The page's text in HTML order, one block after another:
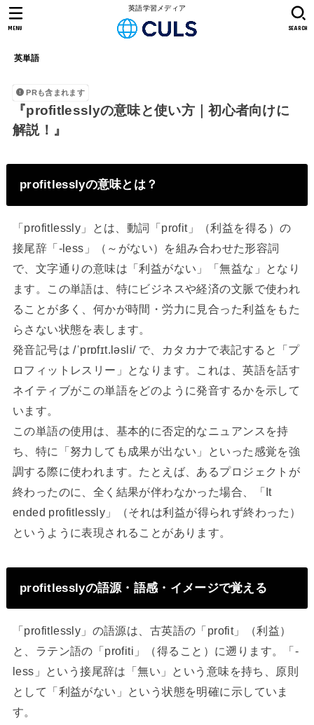
英語学習メディア
英単語
SEARCH
MENU
PRも含まれます
『profitlesslyの意味と使い方｜初心者向けに
解説！』
profitlesslyの意味とは？
「profitlessly」とは、動詞「profit」（利益を得る）の
接尾辞「-less」（～がない）を組み合わせた形容詞
で、文字通りの意味は「利益がない」「無益な」となり
ます。この単語は、特にビジネスや経済の文脈で使われ
ることが多く、何かが時間・労力に見合った利益をもた
らさない状態を表します。
発音記号は /ˈprɒfɪt.ləsli/ で、カタカナで表記すると「プ
ロフィットレスリー」となります。これは、英語を話す
ネイティブがこの単語をどのように発音するかを示して
います。
この単語の使用は、基本的に否定的なニュアンスを持
ち、特に「努力しても成果が出ない」といった感覚を強
調する際に使われます。たとえば、あるプロジェクトが
終わったのに、全く結果が伴わなかった場合、「It
ended profitlessly」（それは利益が得られず終わった）
というように表現されることがあります。
profitlesslyの語源・語感・イメージで覚える
「profitlessly」の語源は、古英語の「profit」（利益）
と、ラテン語の「profiti」（得ること）に遡ります。「-
less」という接尾辞は「無い」という意味を持ち、原則
として「利益がない」という状態を明確に示していま
す。